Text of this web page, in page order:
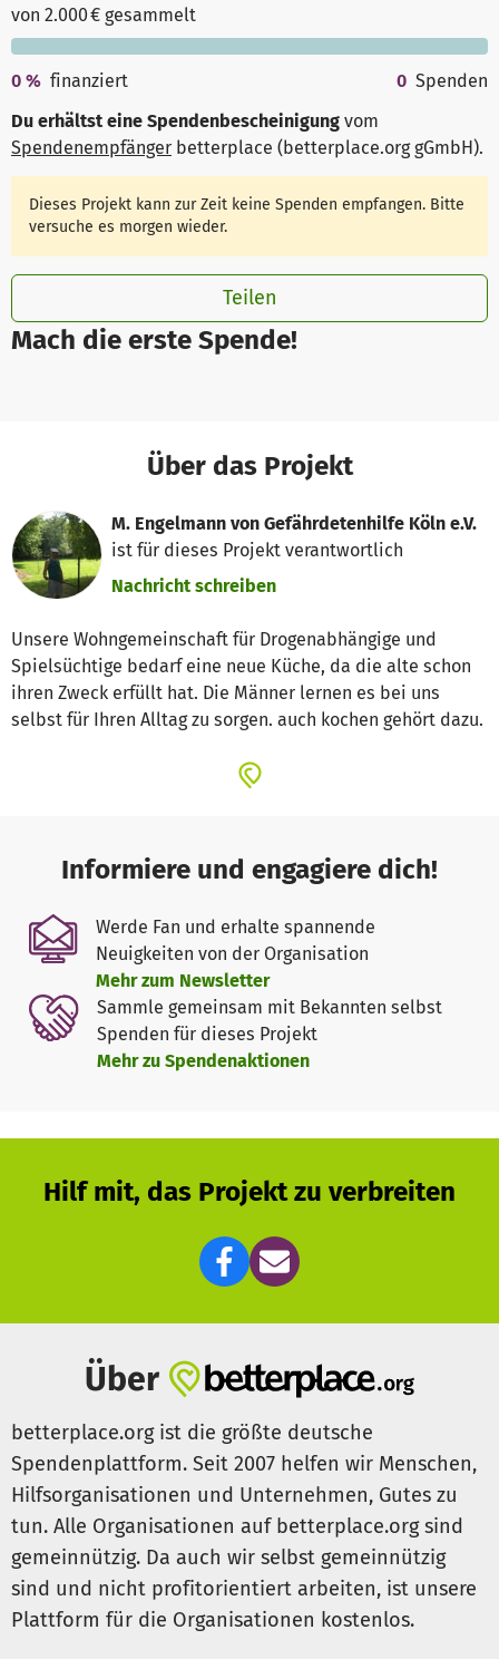
Mach die erste Spende!
von 2.000 € gesammelt
0 % finanziert 0 Spenden
Du erhältst eine Spendenbescheinigung vom
Spendenempfänger betterplace (betterplace.org gGmbH).
Dieses Projekt kann zur Zeit keine Spenden empfangen. Bitte
versuche es morgen wieder.
Teilen
Über das Projekt
M. Engelmann von Gefährdetenhilfe Köln e.V.
ist für dieses Projekt verantwortlich
Nachricht schreiben
Unsere Wohngemeinschaft für Drogenabhängige und
Spielsüchtige bedarf eine neue Küche, da die alte schon
ihren Zweck erfüllt hat. Die Männer lernen es bei uns
selbst für Ihren Alltag zu sorgen. auch kochen gehört dazu.
Informiere und engagiere dich!
Werde Fan und erhalte spannende
Neuigkeiten von der Organisation
Mehr zum Newsletter
Sammle gemeinsam mit Bekannten selbst
Spenden für dieses Projekt
Mehr zu Spendenaktionen
Hilf mit, das Projekt zu verbreiten
Über
betterplace.org ist die größte deutsche
Spendenplattform. Seit 2007 helfen wir Menschen,
Hilfsorganisationen und Unternehmen, Gutes zu
tun. Alle Organisationen auf betterplace.org sind
gemeinnützig. Da auch wir selbst gemeinnützig
sind und nicht profitorientiert arbeiten, ist unsere
Plattform für die Organisationen kostenlos.